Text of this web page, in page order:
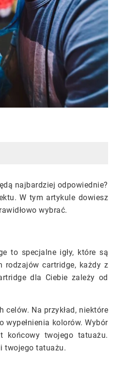
najbardziej odpowiednie?
W tym artykule dowiesz
wybrać.
to specjalne igły, które są
rodzajów cartridge, każdy z
dla Ciebie zależy od
Na przykład, niektóre
wypełnienia kolorów. Wybór
końcowy twojego tatuażu.
twojego tatuażu.